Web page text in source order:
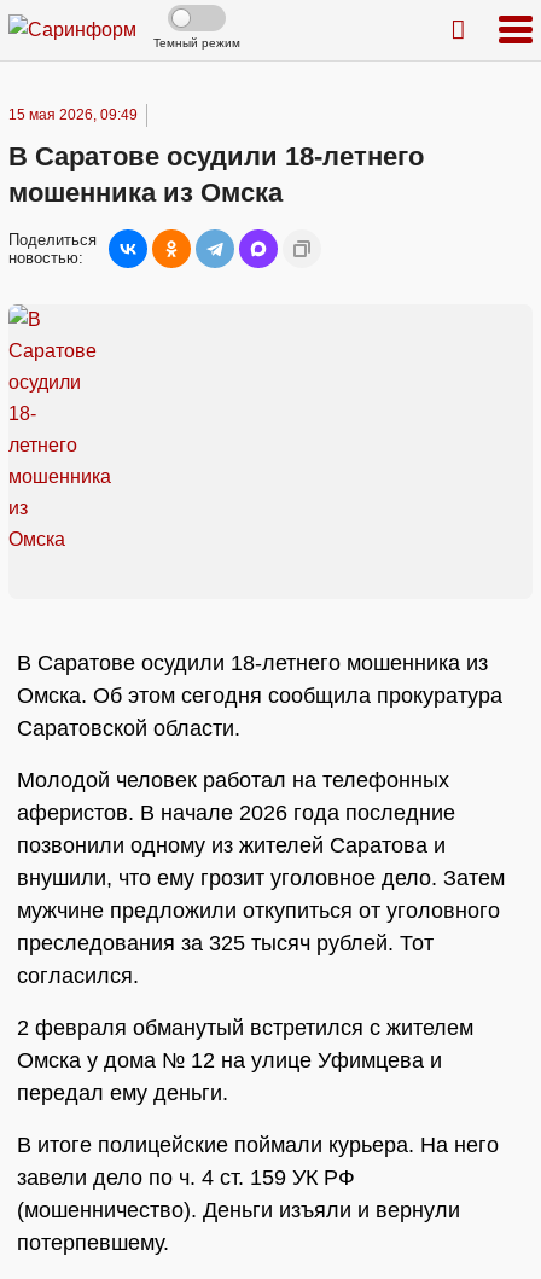
Темный режим
15 мая 2026, 09:49
В Саратове осудили 18-летнего
мошенника из Омска
Поделиться
новостью:
В Саратове осудили 18-летнего мошенника из
Омска. Об этом сегодня сообщила прокуратура
Саратовской области.
Молодой человек работал на телефонных
аферистов. В начале 2026 года последние
позвонили одному из жителей Саратова и
внушили, что ему грозит уголовное дело. Затем
мужчине предложили откупиться от уголовного
преследования за 325 тысяч рублей. Тот
согласился.
2 февраля обманутый встретился с жителем
Омска у дома № 12 на улице Уфимцева и
передал ему деньги.
В итоге полицейские поймали курьера. На него
завели дело по ч. 4 ст. 159 УК РФ
(мошенничество). Деньги изъяли и вернули
потерпевшему.